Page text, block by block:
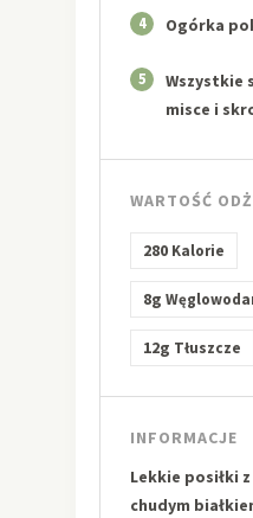
4 Ogórka
5
Wszystkie
misce i
WARTOŚĆ
280 Kalorie
8g
12g Tłuszcze
INFORMACJE
Lekkie posiłki
chudym